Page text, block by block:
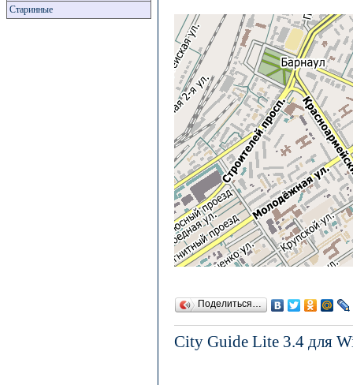
Старинные
Поделиться…
City Guide Lite 3.4 для